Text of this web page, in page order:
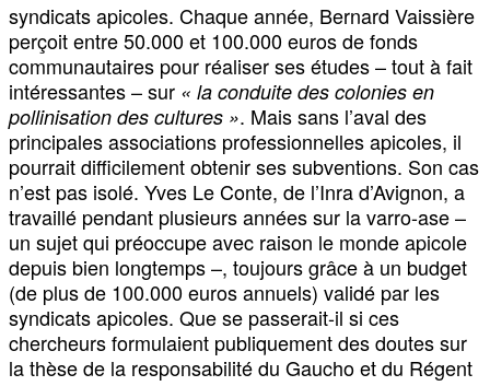
syndicats apicoles. Chaque année, Bernard Vaissière
perçoit entre 50.000 et 100.000 euros de fonds
communautaires pour réaliser ses études – tout à fait
intéressantes – sur « la conduite des colonies en
pollinisation des cultures ». Mais sans l’aval des
principales associations professionnelles apicoles, il
pourrait difficilement obtenir ses subventions. Son cas
n’est pas isolé. Yves Le Conte, de l’Inra d’Avignon, a
travaillé pendant plusieurs années sur la varro-ase –
un sujet qui préoccupe avec raison le monde apicole
depuis bien longtemps –, toujours grâce à un budget
(de plus de 100.000 euros annuels) validé par les
syndicats apicoles. Que se passerait-il si ces
chercheurs formulaient publiquement des doutes sur
la thèse de la responsabilité du Gaucho et du Régent